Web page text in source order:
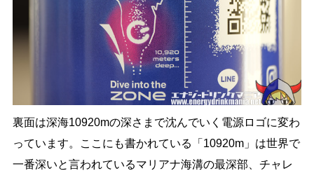
裏面は深海10920mの深さまで沈んでいく電源ロゴに変わ
っています。ここにも書かれている「10920m」は世界で
一番深いと言われているマリアナ海溝の最深部、チャレ